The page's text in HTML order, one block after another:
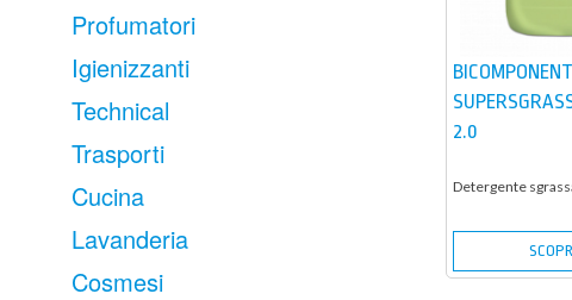
Profumatori
Igienizzanti
Technical
Trasporti
Cucina
Lavanderia
Cosmesi
2.0
Detergente